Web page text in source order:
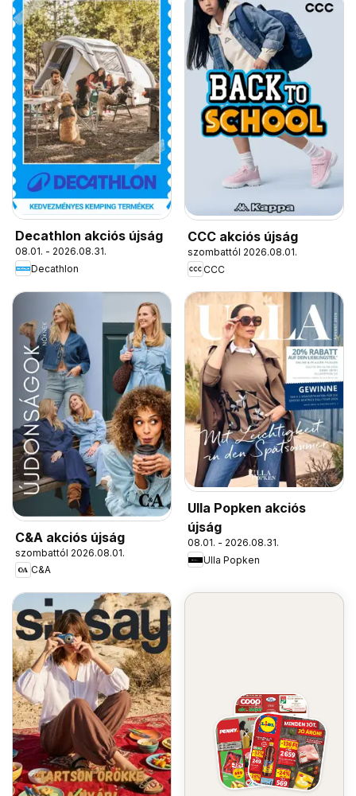
Decathlon akciós újság
08.01. - 2026.08.31.
Decathlon
CCC akciós újság
szombattól 2026.08.01.
CCC
C&A akciós újság
szombattól 2026.08.01.
C&A
Ulla Popken akciós
újság
08.01. - 2026.08.31.
Ulla Popken